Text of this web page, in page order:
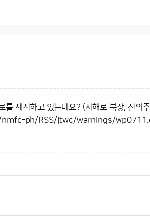
제시하고 있는데요? (서해로 북상, 신의
ph/RSS/jtwc/warnings/